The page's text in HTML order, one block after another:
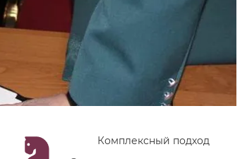
Комплексный подход